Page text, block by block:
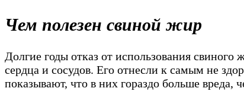
Чем полезен свиной жир
Долгие годы отказ от использования
сердца и сосудов. Его отнесли к самым не
показывают, что в них гораздо больше вреда,